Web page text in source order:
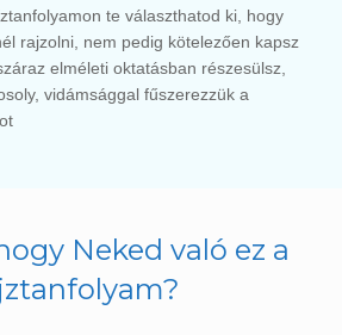
te választhatod ki, hogy
rajzolni, nem pedig kötelezően kapsz
elméleti oktatásban részesülsz,
vidámsággal fűszerezzük a
Neked való ez a